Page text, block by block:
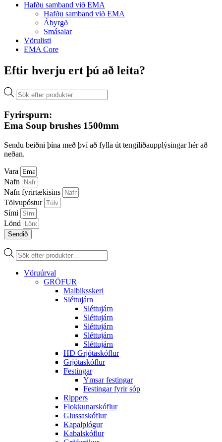
Hafðu samband við EMA
Hafðu samband við EMA
Ábyrgð
Smásalar
Vörulisti
EMA Core
Eftir hverju ert þú að leita?
Products
search
Fyrirspurn:
Ema Soup brushes 1500mm
Sendu beiðni þína með því að fylla út tengiliðaupplýsingar hér að
neðan.
Vara
Nafn
Nafn fyrirtækisins
Tölvupóstur
Sími
Lönd
Sendið
Products
search
Vöruúrval
GRÖFUR
Malbiksskeri
Sléttujárn
Sléttujárn
Sléttujárn
Sléttujárn
Sléttujárn
Sléttujárn
HD Grjótaskóflur
Grjótaskóflur
Festingar
Ýmsar festingar
Festingar fyrir sóp
Rippers
Flokkunarskóflur
Glussaskóflur
Kapalplógur
Kabalskóflur